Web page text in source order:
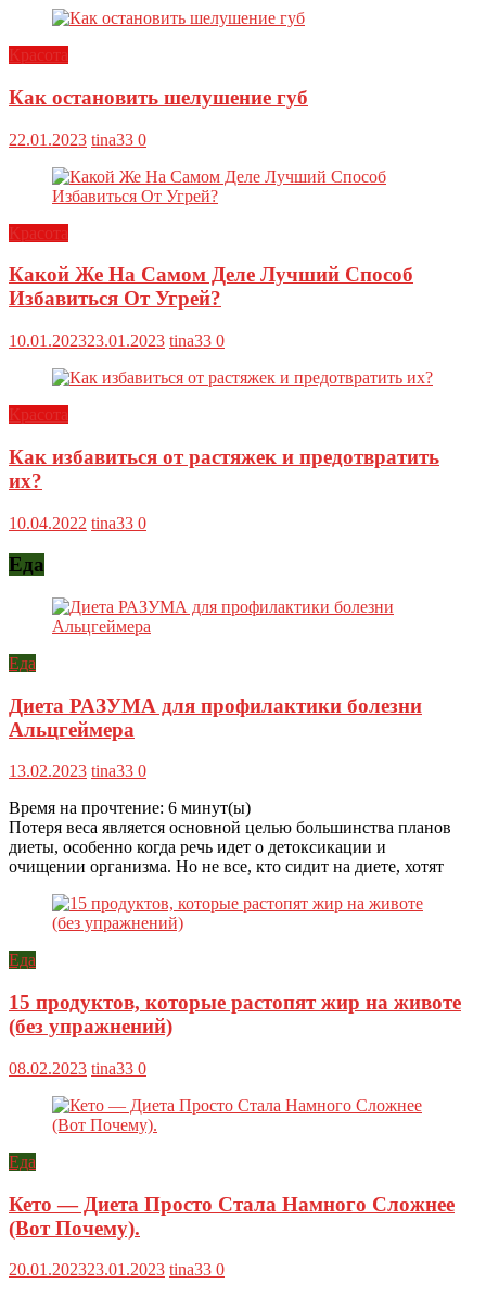
Красота
Как остановить шелушение губ
22.01.2023 tina33 0
Красота
Какой Же На Самом Деле Лучший Способ
Избавиться От Угрей?
10.01.202323.01.2023 tina33 0
Красота
Как избавиться от растяжек и предотвратить
их?
10.04.2022 tina33 0
Еда
Еда
Диета РАЗУМА для профилактики болезни
Альцгеймера
13.02.2023 tina33 0
Время на прочтение: 6 минут(ы)
Потеря веса является основной целью большинства планов
диеты, особенно когда речь идет о детоксикации и
очищении организма. Но не все, кто сидит на диете, хотят
Еда
15 продуктов, которые растопят жир на животе
(без упражнений)
08.02.2023 tina33 0
Еда
Кето — Диета Просто Стала Намного Сложнее
(Вот Почему).
20.01.202323.01.2023 tina33 0